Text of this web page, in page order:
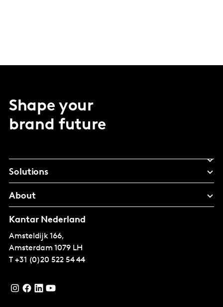
Shape your
brand future
Solutions
About
Kantar Nederland
Amsteldijk 166,
Amsterdam 1079 LH
T +31 (0)20 522 54 44